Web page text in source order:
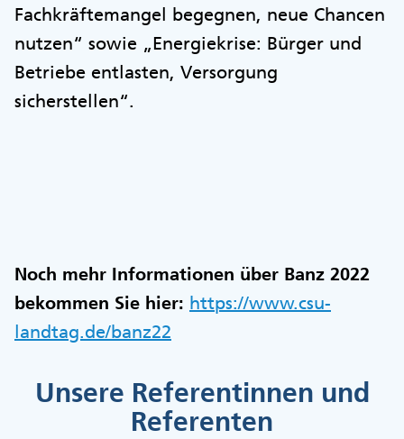
Fachkräftemangel begegnen, neue Chancen
nutzen“ sowie „Energiekrise: Bürger und
Betriebe entlasten, Versorgung
sicherstellen“.
Noch mehr Informationen über Banz 2022
bekommen Sie hier: https://www.csu-
landtag.de/banz22
Unsere Referentinnen und
Referenten